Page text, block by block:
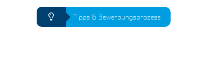
Tipps & Bewerbungsprozess